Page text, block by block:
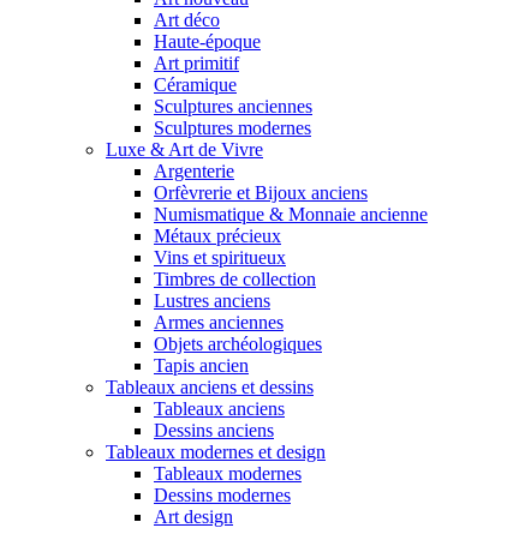
Art déco
Haute-époque
Art primitif
Céramique
Sculptures anciennes
Sculptures modernes
Luxe & Art de Vivre
Argenterie
Orfèvrerie et Bijoux anciens
Numismatique & Monnaie ancienne
Métaux précieux
Vins et spiritueux
Timbres de collection
Lustres anciens
Armes anciennes
Objets archéologiques
Tapis ancien
Tableaux anciens et dessins
Tableaux anciens
Dessins anciens
Tableaux modernes et design
Tableaux modernes
Dessins modernes
Art design